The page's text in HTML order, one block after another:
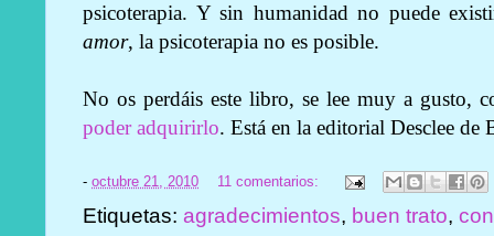
psicoterapia. Y sin humanidad no puede
amor, la psicoterapia no es posible.
No os perdáis este libro, se lee muy a gusto,
poder adquirirlo. Está en la editorial Desclee de
-octubre 21, 2010 11 comentarios:
Etiquetas:agradecimientos, buen trato,